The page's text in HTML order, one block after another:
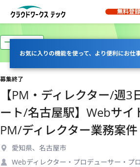
無料登録
お気に入りの機能を使って、より便利にお仕
一部リモート
募集終了
【PM・ディレクター/週
ート/名古屋駅】Webサイ
PM/ディレクター業務案件
愛知県、名古屋市
Webディレクター・プロデューサー・プ